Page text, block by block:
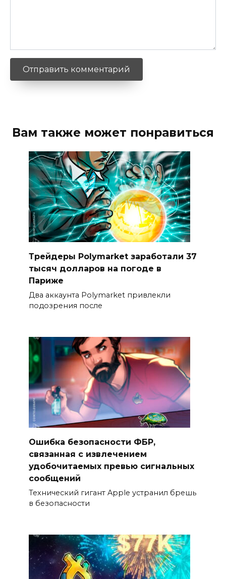
Вам также может понравиться
Трейдеры Polymarket заработали 37
тысяч долларов на погоде в
Париже
Два аккаунта Polymarket привлекли
подозрения после
Ошибка безопасности ФБР,
связанная с извлечением
удобочитаемых превью сигнальных
сообщений
Технический гигант Apple устранил брешь
в безопасности